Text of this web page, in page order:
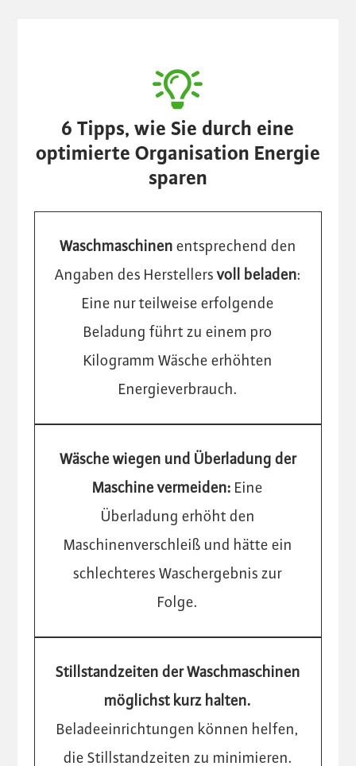
6 Tipps, wie Sie durch eine
optimierte Organisation Energie
sparen
Waschmaschinen entsprechend den
Angaben des Herstellersvoll beladen:
Eine nur teilweise erfolgende
Beladung führt zu einem pro
Kilogramm Wäsche erhöhten
Energieverbrauch.
Wäsche wiegen und Überladung der
Maschine vermeiden: Eine
Überladung erhöht den
Maschinenverschleiß und hätte ein
schlechteres Waschergebnis zur
Folge.
Stillstandzeiten der Waschmaschinen
möglichst kurz halten.
Beladeeinrichtungen können helfen,
die Stillstandzeiten zu minimieren.